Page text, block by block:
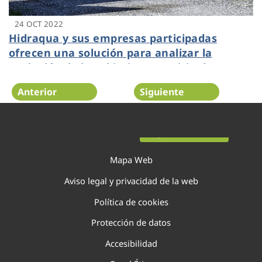
24 OCT 2022
Hidraqua y sus empresas participadas
ofrecen una solución para analizar la
evolución de los objetivos municipales
marcados dentro de la Agenda Urbana
Anterior Siguiente
Mapa Web
Aviso legal y privacidad de la web
Política de cookies
Protección de datos
Accesibilidad